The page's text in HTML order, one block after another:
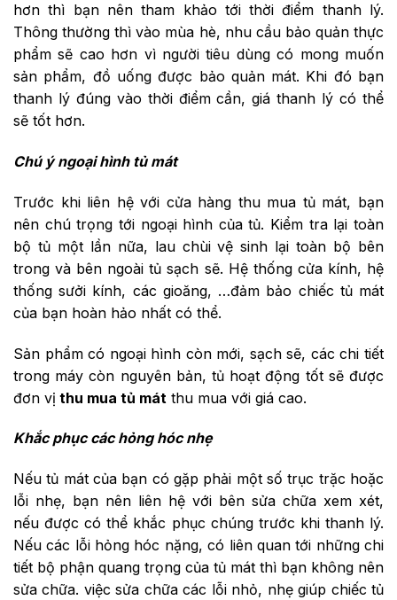
hơn thì bạn nên tham khảo tới thời điểm thanh lý.
Thông thường thì vào mùa hè, nhu cầu bảo quản thực
phẩm sẽ cao hơn vì người tiêu dùng có mong muốn
sản phẩm, đồ uống được bảo quản mát. Khi đó bạn
thanh lý đúng vào thời điểm cần, giá thanh lý có thể
sẽ tốt hơn.
Chú ý ngoại hình tủ mát
Trước khi liên hệ với cửa hàng thu mua tủ mát, bạn
nên chú trọng tới ngoại hình của tủ. Kiểm tra lại toàn
bộ tủ một lần nữa, lau chùi vệ sinh lại toàn bộ bên
trong và bên ngoài tủ sạch sẽ. Hệ thống cửa kính, hệ
thống sưởi kính, các gioăng, …đảm bảo chiếc tủ mát
của bạn hoàn hảo nhất có thể.
Sản phẩm có ngoại hình còn mới, sạch sẽ, các chi tiết
trong máy còn nguyên bản, tủ hoạt động tốt sẽ được
đơn vị thu mua tủ mát thu mua với giá cao.
Khắc phục các hỏng hóc nhẹ
Nếu tủ mát của bạn có gặp phải một số trục trặc hoặc
lỗi nhẹ, bạn nên liên hệ với bên sửa chữa xem xét,
nếu được có thể khắc phục chúng trước khi thanh lý.
Nếu các lỗi hỏng hóc nặng, có liên quan tới những chi
tiết bộ phận quang trọng của tủ mát thì bạn không nên
sửa chữa. việc sửa chữa các lỗi nhỏ, nhẹ giúp chiếc tủ